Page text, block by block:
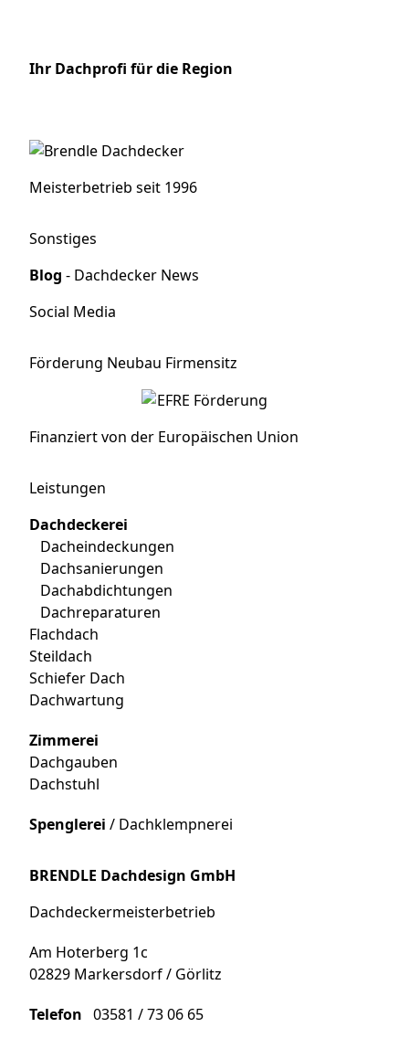
Ihr Dachprofi für die Region
Meisterbetrieb seit 1996
Sonstiges
Blog - Dachdecker News
Social Media
Förderung Neubau Firmensitz
Finanziert von der Europäischen Union
Leistungen
Dachdeckerei
Dacheindeckungen
Dachsanierungen
Dachabdichtungen
Dachreparaturen
Flachdach
Steildach
Schiefer Dach
Dachwartung
Zimmerei
Dachgauben
Dachstuhl
Spenglerei / Dachklempnerei
BRENDLE Dachdesign GmbH
Dachdeckermeisterbetrieb
Am Hoterberg 1c
02829 Markersdorf / Görlitz
Telefon 03581 / 73 06 65